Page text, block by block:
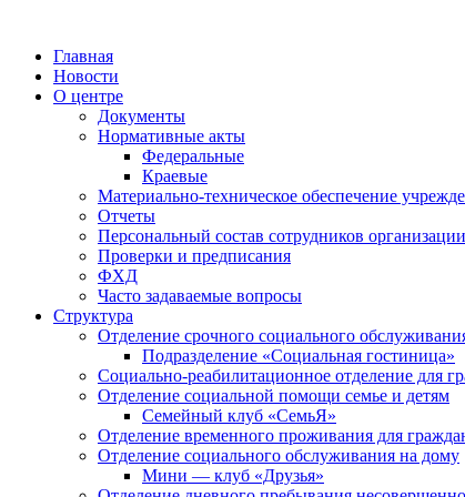
Главная
Новости
О центре
Документы
Нормативные акты
Федеральные
Краевые
Материально-техническое обеспечение
Отчеты
Персональный состав сотрудников организации
Проверки и предписания
ФХД
Часто задаваемые вопросы
Структура
Отделение срочного социального
Подразделение «Социальная гостиница»
Социально-реабилитационное отделение для
Отделение социальной помощи семье и детям
Семейный клуб «СемьЯ»
Отделение временного проживания для
Отделение социального обслуживания на дому
Мини — клуб «Друзья»